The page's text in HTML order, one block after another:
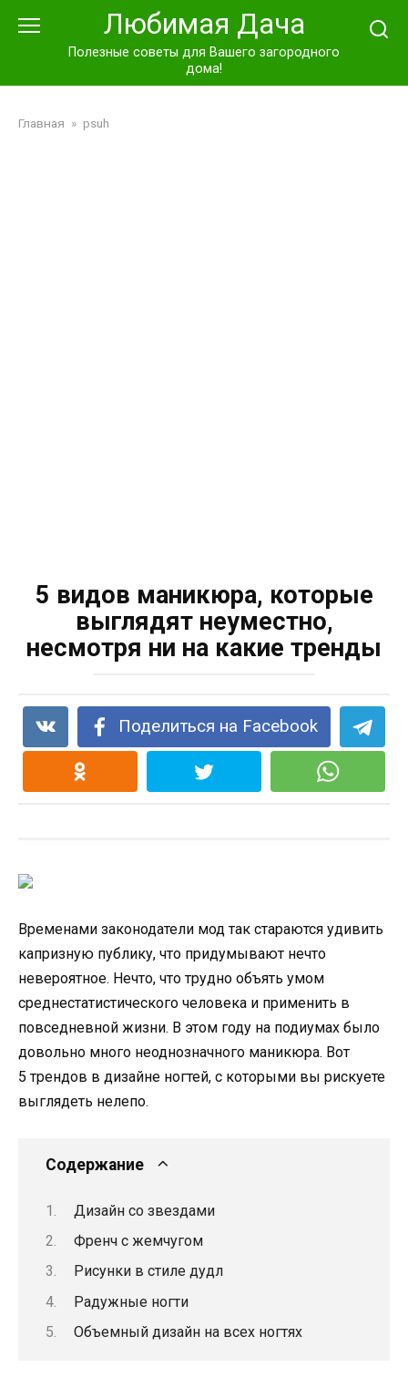
Любимая Дача
Полезные советы для Вашего загородного
дома!
Главная » psuh
5 видов маникюра, которые
выглядят неуместно,
несмотря ни на какие тренды
Поделиться на Facebook
Временами законодатели мод так стараются удивить
капризную публику, что придумывают нечто
невероятное. Нечто, что трудно объять умом
среднестатистического человека и применить в
повседневной жизни. В этом году на подиумах было
довольно много неоднозначного маникюра. Вот
5 трендов в дизайне ногтей, с которыми вы рискуете
выглядеть нелепо.
Содержание
Дизайн со звездами
Френч с жемчугом
Рисунки в стиле дудл
Радужные ногти
Объемный дизайн на всех ногтях